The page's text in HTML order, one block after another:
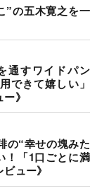
”の五木寛之を一
通すワイドパン
できて嬉しい」
》
の“幸せの塊みた
！「1口ごとに満
ュー》